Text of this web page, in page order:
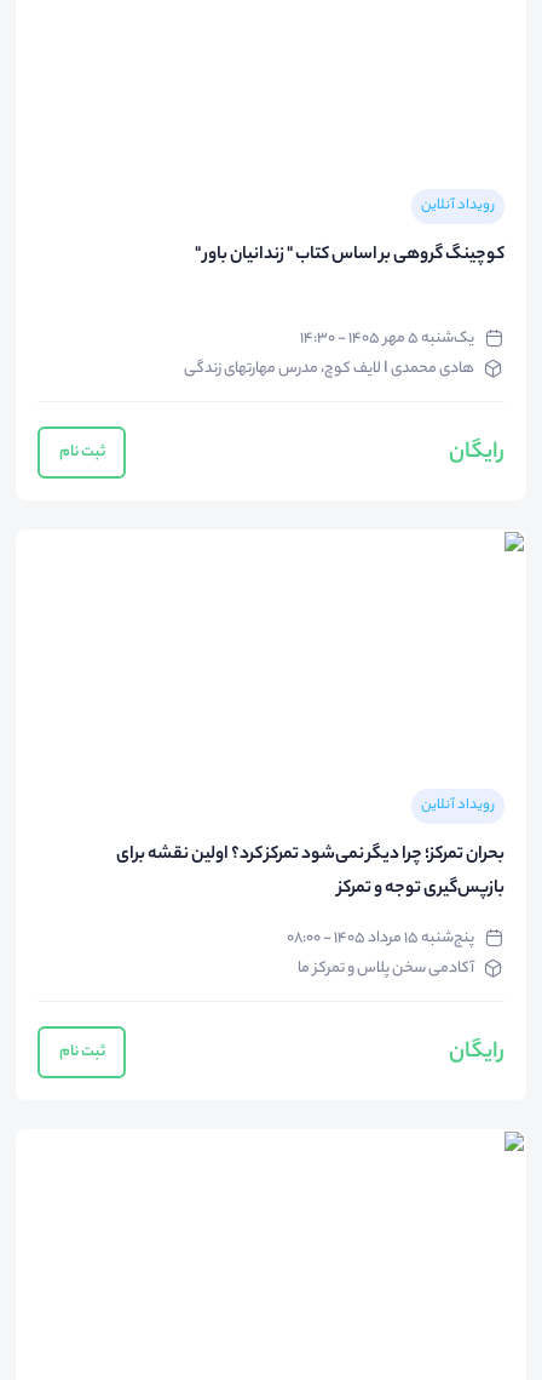
رویداد آنلاین
کوچینگ گروهی بر اساس کتاب " زندانیان باور "
یک‌شنبه ۵ مهر ۱۴۰۵ - ۱۴:۳۰
هادی محمدی I لایف کوچ، مدرس مهارتهای زندگی
رایگان ثبت نام
رویداد آنلاین
بحران تمرکز؛ چرا دیگر نمی‌شود تمرکز کرد؟ اولین نقشه برای
بازپس‌گیری توجه و تمرکز
پنج‌شنبه ۱۵ مرداد ۱۴۰۵ - ۰۸:۰۰
آکادمی سخن پلاس و تمرکز ما
رایگان ثبت نام